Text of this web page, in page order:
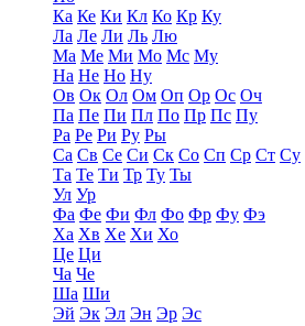
Ка Ке Ки Кл Ко Кр Ку
Ла Ле Ли Ль Лю
Ма Ме Ми Мо Мс Му
На Не Но Ну
Ов Ок Ол Ом Оп Ор Ос Оч
Па Пе Пи Пл По Пр Пс Пу
Ра Ре Ри Ру Ры
Са Св Се Си Ск Со Сп Ср Ст Су
Та Те Ти Тр Ту Ты
Ул Ур
Фа Фе Фи Фл Фо Фр Фу Фэ
Ха Хв Хе Хи Хо
Це Ци
Ча Че
Ша Ши
Эй Эк Эл Эн Эр Эс